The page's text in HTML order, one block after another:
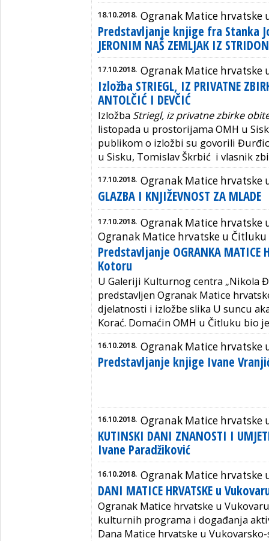
18.10.2018. Ogranak Matice hrvatske
Predstavljanje knjige fra Stanka
JERONIM NAŠ ZEMLJAK IZ
17.10.2018. Ogranak Matice hrvatske
Izložba STRIEGL, IZ PRIVATNE
ANTOLČIĆ I DEVČIĆ
Izložba Striegl, iz privatne zbirke
listopada u prostorijama OMH u
publikom o izložbi su govorili
u Sisku, Tomislav Škrbić i vlasnik
17.10.2018. Ogranak Matice hrvatske
GLAZBA I KNJIŽEVNOST ZA MLADE
17.10.2018. Ogranak Matice hrvatske
Ogranak Matice hrvatske u Čitluku
Predstavljanje OGRANKA MATICE
Kotoru
U Galeriji Kulturnog centra „Nikola
predstavljen Ogranak Matice
djelatnosti i izložbe slika U suncu
Korać. Domaćin OMH u Čitluku bio
16.10.2018. Ogranak Matice hrvatske
Predstavljanje knjige Ivane Vranjić
16.10.2018. Ogranak Matice hrvatske
KUTINSKI DANI ZNANOSTI I
Ivane Paradžiković
16.10.2018. Ogranak Matice hrvatske
DANI MATICE HRVATSKE u
Ogranak Matice hrvatske u
kulturnih programa i događanja
Dana Matice hrvatske u